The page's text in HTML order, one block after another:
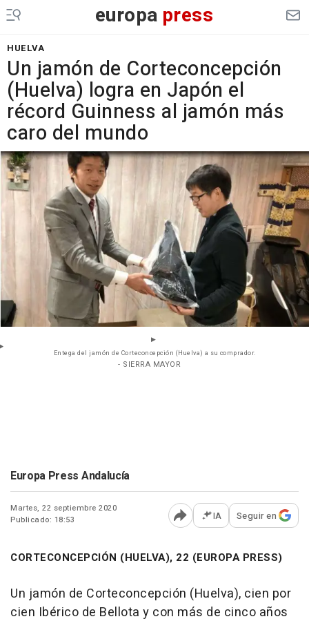
europa press
HUELVA
Un jamón de Corteconcepción
(Huelva) logra en Japón el
récord Guinness al jamón más
caro del mundo
Entega del jamón de Corteconcepción (Huelva) a su comprador.
- SIERRA MAYOR
Europa Press Andalucía
Martes, 22 septiembre 2020
Publicado: 18:53
Abrir opciones para
IA Seguir en
CORTECONCEPCIÓN (HUELVA), 22 (EUROPA PRESS)
Un jamón de Corteconcepción (Huelva), cien por
cien Ibérico de Bellota y con más de cinco años